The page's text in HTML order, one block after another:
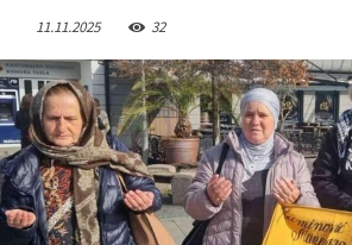
11.11.2025 32